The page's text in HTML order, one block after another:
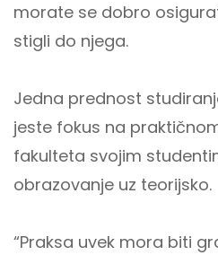
morate se dobro
stigli do njega.
Jedna prednost
jeste fokus na
fakulteta svojim
obrazovanje uz teorijsko.
“Praksa uvek mora biti